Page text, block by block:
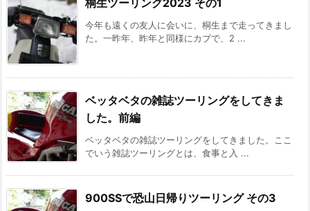
桐生ツーリング2023 その1
今年も遠くの友人に会いに、桐生まで走ってきまし
た。一昨年、昨年と同様にカブで、2 ...
ベッタベタの雑誌ツーリングをしてきま
した。前編
ベッタベタの雑誌ツーリングをしてきました。ここ
でいう雑誌ツーリングとは、食事と入 ...
900SSで恐山日帰りツーリング その3